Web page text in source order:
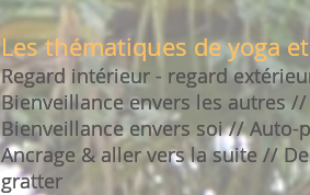
Les thématiques de yoga
Regard intérieur - regard
Bienveillance envers les autres
Bienveillance envers soi //
Ancrage & aller vers la suite //
gratter
Les thématiques de yoga
Regard intérieur - regard
Bienveillance envers les autres
Bienveillance envers soi //
Ancrage & aller vers la suite //
gratter